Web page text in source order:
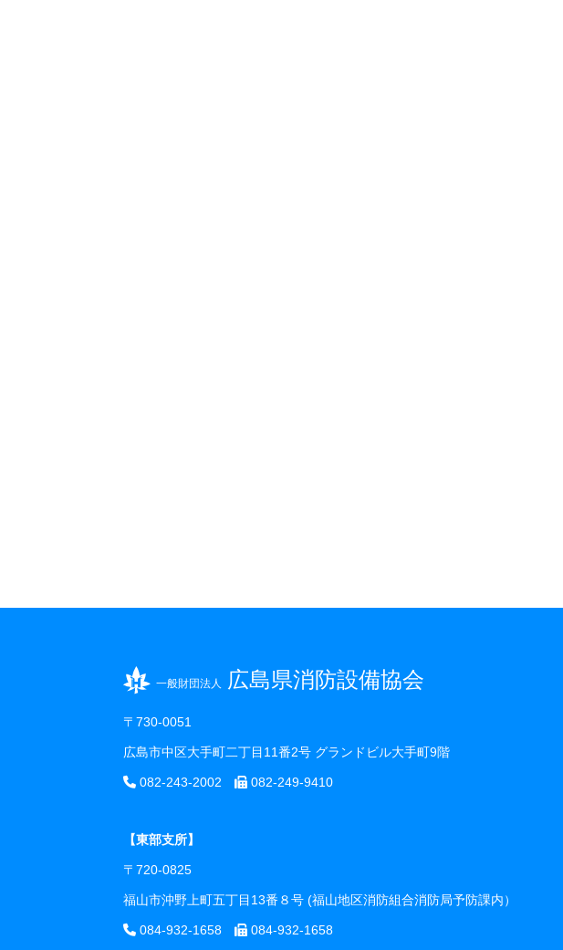
一般財団法人 広島県消防設備協会
〒730-0051
広島市中区大手町二丁目11番2号 グランドビル大手町9階
082-243-2002 082-249-9410
【東部支所】
〒720-0825
福山市沖野上町五丁目13番８号 (福山地区消防組合消防局予防課内）
084-932-1658 084-932-1658